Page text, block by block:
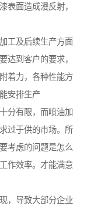
表面造成漫反射，
工及后续生产方面
达到客户的要求，
着力，各种性能方
安排生产
分有限，而喷油加
过于供的市场。所
考虑的问题是怎么
作效率。才能满意
，导致大部分企业